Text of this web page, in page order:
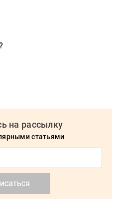
на рассылку
статьями